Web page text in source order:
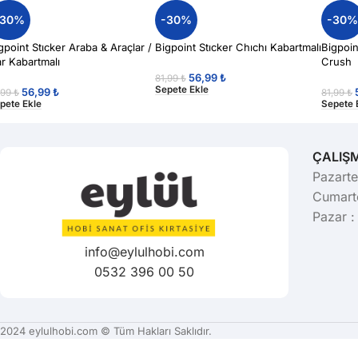
Stıcker Araba & Araçlar /
Kabartmalı
₺ 56,99₺
Ekle
-30%
Bigpoint Stıcker Chıchı Kabartmalı
81,99₺ 56,99₺
Sepete Ekle
-30%
Crush
81,99₺
Sepete
info@eylulhobi.com
0532 396 00 50
Pazar :
2024 eylulhobi.com © Tüm Hakları Saklıdır.